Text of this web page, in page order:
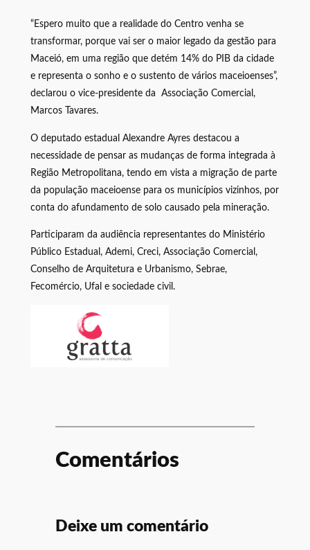
“Espero muito que a realidade do Centro venha se
transformar, porque vai ser o maior legado da gestão para
Maceió, em uma região que detém 14% do PIB da cidade
e representa o sonho e o sustento de vários maceioenses”,
declarou o vice-presidente da Associação Comercial,
Marcos Tavares.
O deputado estadual Alexandre Ayres destacou a
necessidade de pensar as mudanças de forma integrada à
Região Metropolitana, tendo em vista a migração de parte
da população maceioense para os municípios vizinhos, por
conta do afundamento de solo causado pela mineração.
Participaram da audiência representantes do Ministério
Público Estadual, Ademi, Creci, Associação Comercial,
Conselho de Arquitetura e Urbanismo, Sebrae,
Fecomércio, Ufal e sociedade civil.
Comentários
Deixe um comentário